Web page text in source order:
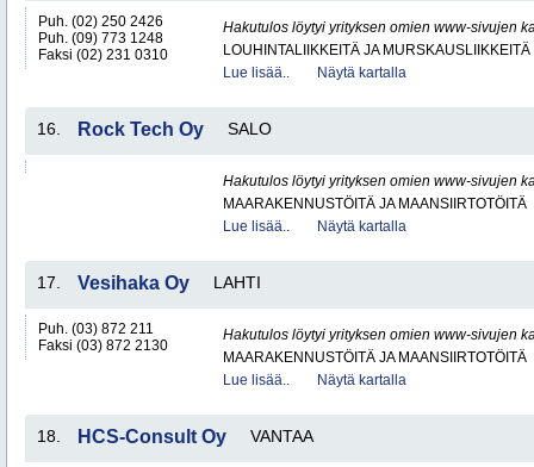
Puh. (02) 250 2426
Puh. (09) 773 1248
Faksi (02) 231 0310
Hakutulos löytyi yrityksen omien www-sivujen
LOUHINTALIIKKEITÄ JA MURSKAUSLIIKKEITÄ
Lue lisää..
Näytä kartalla
16. Rock Tech Oy SALO
Hakutulos löytyi yrityksen omien www-sivujen
MAARAKENNUSTÖITÄ JA MAANSIIRTOTÖITÄ
Lue lisää..
Näytä kartalla
17. Vesihaka Oy LAHTI
Puh. (03) 872 211
Faksi (03) 872 2130
Hakutulos löytyi yrityksen omien www-sivujen
MAARAKENNUSTÖITÄ JA MAANSIIRTOTÖITÄ
Lue lisää..
Näytä kartalla
18. HCS-Consult Oy VANTAA